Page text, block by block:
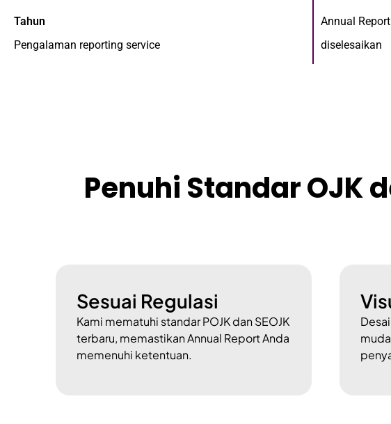
Tahun
Pengalaman reporting service
Annual
diselesaikan
Penuhi Standar OJK
Sesuai Regulasi
Kami mematuhi standar POJK dan SEOJK
terbaru, memastikan Annual Report Anda
memenuhi ketentuan.